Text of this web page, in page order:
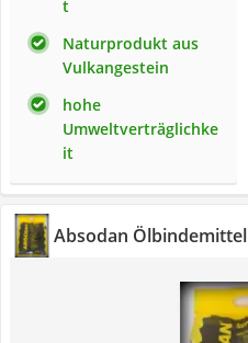
t
Naturprodukt aus
Vulkangestein
hohe
Umweltverträglichke
it
Absodan Ölbindemittel